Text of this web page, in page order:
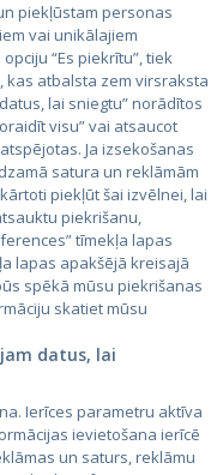
piekļūstam personas
vai unikālajiem
“Es piekrītu”, tiek
atbalsta zem virsraksta
lai sniegtu” norādītos
visu” vai atsaucot
Ja izsekošanas
satura un reklāmām
piekļūt šai izvēlnei, lai
piekrišanu,
tīmekļa lapas
lapas apakšējā kreisajā
spēkā mūsu piekrišanas
skatiet mūsu
datus, lai
Ierīces parametru aktīva
ievietošana ierīcē
un saturs, reklāmu